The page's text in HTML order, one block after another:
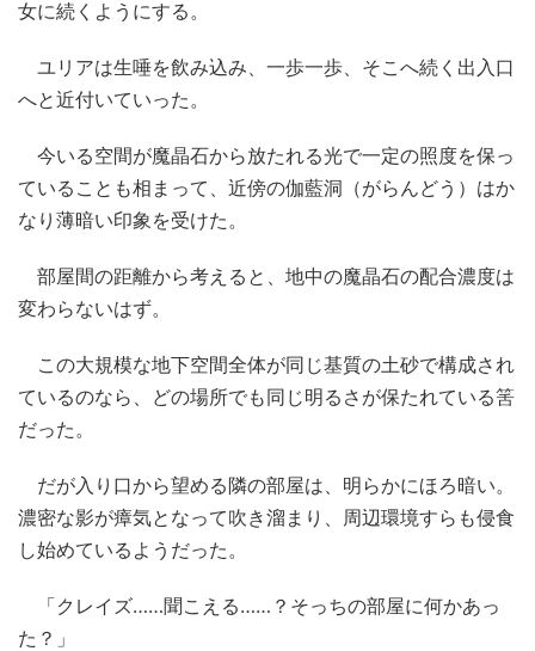
女に続くようにする。
ユリアは生唾を飲み込み、一歩一歩、そこへ続く出入口
へと近付いていった。
今いる空間が魔晶石から放たれる光で一定の照度を保っ
ていることも相まって、近傍の伽藍洞（がらんどう）はか
なり薄暗い印象を受けた。
部屋間の距離から考えると、地中の魔晶石の配合濃度は
変わらないはず。
この大規模な地下空間全体が同じ基質の土砂で構成され
ているのなら、どの場所でも同じ明るさが保たれている筈
だった。
だが入り口から望める隣の部屋は、明らかにほろ暗い。
濃密な影が瘴気となって吹き溜まり、周辺環境すらも侵食
し始めているようだった。
「クレイズ……聞こえる……？そっちの部屋に何かあっ
た？」